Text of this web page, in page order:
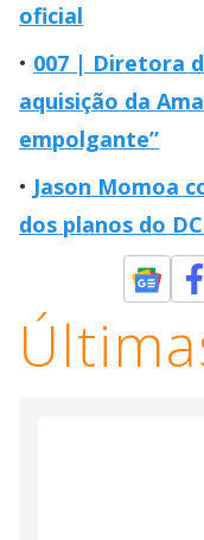
oficial
007 | Diretora
aquisição da
empolgante”
Jason Momoa
dos planos do